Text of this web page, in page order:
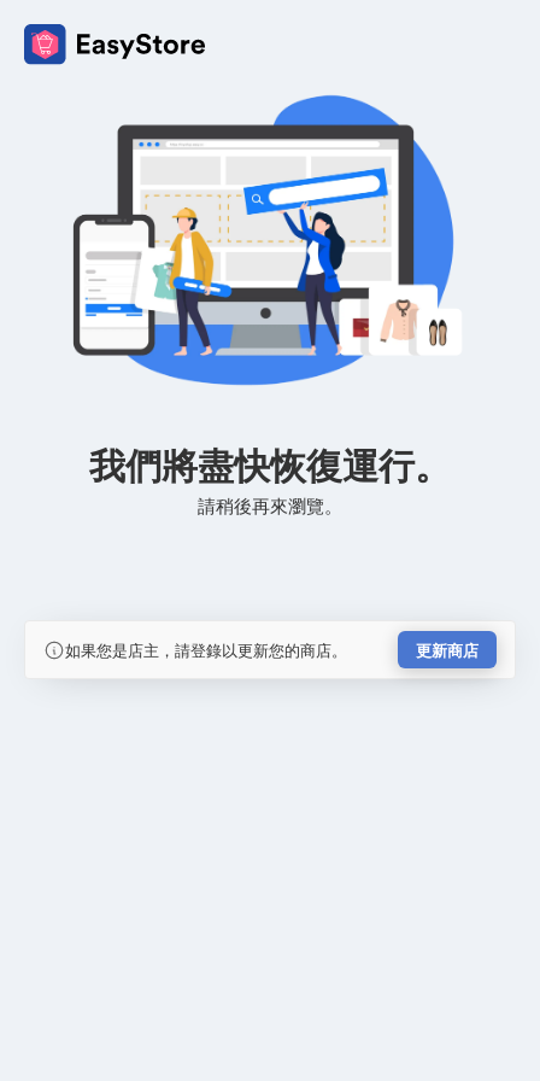
我們將盡快恢復運行。
請稍後再來瀏覽。
如果您是店主，請登錄以更新您的商店。 更新商店